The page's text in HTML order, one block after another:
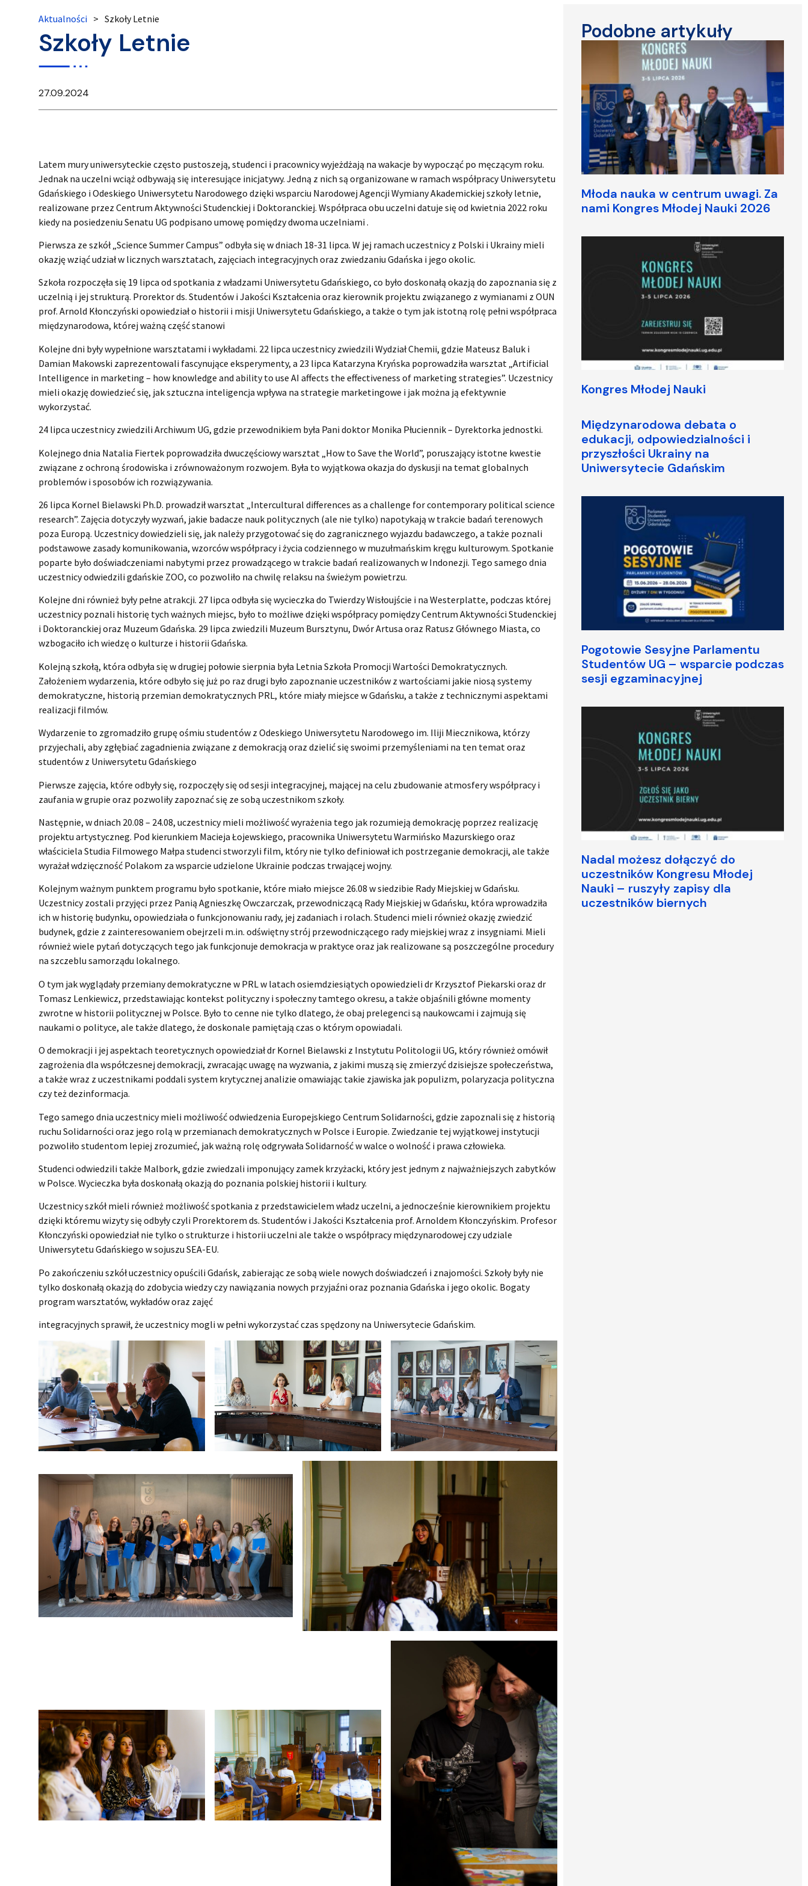
Podobne artykuły
Młoda nauka w centrum uwagi. Za
nami Kongres Młodej Nauki 2026
Kongres Młodej Nauki
Międzynarodowa debata o
edukacji, odpowiedzialności i
przyszłości Ukrainy na
Uniwersytecie Gdańskim
Pogotowie Sesyjne Parlamentu
Studentów UG – wsparcie podczas
sesji egzaminacyjnej
Nadal możesz dołączyć do
uczestników Kongresu Młodej
Nauki – ruszyły zapisy dla
uczestników biernych
Aktualności > Szkoły Letnie
Szkoły Letnie
27.09.2024
Latem mury uniwersyteckie często pustoszeją, studenci i pracownicy wyjeżdżają na wakacje by wypocząć po męczącym roku.
Jednak na uczelni wciąż odbywają się interesujące inicjatywy. Jedną z nich są organizowane w ramach współpracy Uniwersytetu
Gdańskiego i Odeskiego Uniwersytetu Narodowego dzięki wsparciu Narodowej Agencji Wymiany Akademickiej szkoły letnie,
realizowane przez Centrum Aktywności Studenckiej i Doktoranckiej. Współpraca obu uczelni datuje się od kwietnia 2022 roku
kiedy na posiedzeniu Senatu UG podpisano umowę pomiędzy dwoma uczelniami .
Pierwsza ze szkół „Science Summer Campus” odbyła się w dniach 18-31 lipca. W jej ramach uczestnicy z Polski i Ukrainy mieli
okazję wziąć udział w licznych warsztatach, zajęciach integracyjnych oraz zwiedzaniu Gdańska i jego okolic.
Szkoła rozpoczęła się 19 lipca od spotkania z władzami Uniwersytetu Gdańskiego, co było doskonałą okazją do zapoznania się z
uczelnią i jej strukturą. Prorektor ds. Studentów i Jakości Kształcenia oraz kierownik projektu związanego z wymianami z OUN
prof. Arnold Kłonczyński opowiedział o historii i misji Uniwersytetu Gdańskiego, a także o tym jak istotną rolę pełni współpraca
międzynarodowa, której ważną część stanowi
Kolejne dni były wypełnione warsztatami i wykładami. 22 lipca uczestnicy zwiedzili Wydział Chemii, gdzie Mateusz Baluk i
Damian Makowski zaprezentowali fascynujące eksperymenty, a 23 lipca Katarzyna Kryńska poprowadziła warsztat „Artificial
Intelligence in marketing – how knowledge and ability to use AI affects the effectiveness of marketing strategies”. Uczestnicy
mieli okazję dowiedzieć się, jak sztuczna inteligencja wpływa na strategie marketingowe i jak można ją efektywnie
wykorzystać.
24 lipca uczestnicy zwiedzili Archiwum UG, gdzie przewodnikiem była Pani doktor Monika Płuciennik – Dyrektorka jednostki.
Kolejnego dnia Natalia Fiertek poprowadziła dwuczęściowy warsztat „How to Save the World”, poruszający istotne kwestie
związane z ochroną środowiska i zrównoważonym rozwojem. Była to wyjątkowa okazja do dyskusji na temat globalnych
problemów i sposobów ich rozwiązywania.
26 lipca Kornel Bielawski Ph.D. prowadził warsztat „Intercultural differences as a challenge for contemporary political science
research”. Zajęcia dotyczyły wyzwań, jakie badacze nauk politycznych (ale nie tylko) napotykają w trakcie badań terenowych
poza Europą. Uczestnicy dowiedzieli się, jak należy przygotować się do zagranicznego wyjazdu badawczego, a także poznali
podstawowe zasady komunikowania, wzorców współpracy i życia codziennego w muzułmańskim kręgu kulturowym. Spotkanie
poparte było doświadczeniami nabytymi przez prowadzącego w trakcie badań realizowanych w Indonezji. Tego samego dnia
uczestnicy odwiedzili gdańskie ZOO, co pozwoliło na chwilę relaksu na świeżym powietrzu.
Kolejne dni również były pełne atrakcji. 27 lipca odbyła się wycieczka do Twierdzy Wisłoujście i na Westerplatte, podczas której
uczestnicy poznali historię tych ważnych miejsc, było to możliwe dzięki współpracy pomiędzy Centrum Aktywności Studenckiej
i Doktoranckiej oraz Muzeum Gdańska. 29 lipca zwiedzili Muzeum Bursztynu, Dwór Artusa oraz Ratusz Głównego Miasta, co
wzbogaciło ich wiedzę o kulturze i historii Gdańska.
Kolejną szkołą, która odbyła się w drugiej połowie sierpnia była Letnia Szkoła Promocji Wartości Demokratycznych.
Założeniem wydarzenia, które odbyło się już po raz drugi było zapoznanie uczestników z wartościami jakie niosą systemy
demokratyczne, historią przemian demokratycznych PRL, które miały miejsce w Gdańsku, a także z technicznymi aspektami
realizacji filmów.
Wydarzenie to zgromadziło grupę ośmiu studentów z Odeskiego Uniwersytetu Narodowego im. Iliji Miecznikowa, którzy
przyjechali, aby zgłębiać zagadnienia związane z demokracją oraz dzielić się swoimi przemyśleniami na ten temat oraz
studentów z Uniwersytetu Gdańskiego
Pierwsze zajęcia, które odbyły się, rozpoczęły się od sesji integracyjnej, mającej na celu zbudowanie atmosfery współpracy i
zaufania w grupie oraz pozwoliły zapoznać się ze sobą uczestnikom szkoły.
Następnie, w dniach 20.08 – 24.08, uczestnicy mieli możliwość wyrażenia tego jak rozumieją demokrację poprzez realizację
projektu artystyczneg. Pod kierunkiem Macieja Łojewskiego, pracownika Uniwersytetu Warmińsko Mazurskiego oraz
właściciela Studia Filmowego Małpa studenci stworzyli film, który nie tylko definiował ich postrzeganie demokracji, ale także
wyrażał wdzięczność Polakom za wsparcie udzielone Ukrainie podczas trwającej wojny.
Kolejnym ważnym punktem programu było spotkanie, które miało miejsce 26.08 w siedzibie Rady Miejskiej w Gdańsku.
Uczestnicy zostali przyjęci przez Panią Agnieszkę Owczarczak, przewodniczącą Rady Miejskiej w Gdańsku, która wprowadziła
ich w historię budynku, opowiedziała o funkcjonowaniu rady, jej zadaniach i rolach. Studenci mieli również okazję zwiedzić
budynek, gdzie z zainteresowaniem obejrzeli m.in. odświętny strój przewodniczącego rady miejskiej wraz z insygniami. Mieli
również wiele pytań dotyczących tego jak funkcjonuje demokracja w praktyce oraz jak realizowane są poszczególne procedury
na szczeblu samorządu lokalnego.
O tym jak wyglądały przemiany demokratyczne w PRL w latach osiemdziesiątych opowiedzieli dr Krzysztof Piekarski oraz dr
Tomasz Lenkiewicz, przedstawiając kontekst polityczny i społeczny tamtego okresu, a także objaśnili główne momenty
zwrotne w historii politycznej w Polsce. Było to cenne nie tylko dlatego, że obaj prelegenci są naukowcami i zajmują się
naukami o polityce, ale także dlatego, że doskonale pamiętają czas o którym opowiadali.
O demokracji i jej aspektach teoretycznych opowiedział dr Kornel Bielawski z Instytutu Politologii UG, który również omówił
zagrożenia dla współczesnej demokracji, zwracając uwagę na wyzwania, z jakimi muszą się zmierzyć dzisiejsze społeczeństwa,
a także wraz z uczestnikami poddali system krytycznej analizie omawiając takie zjawiska jak populizm, polaryzacja polityczna
czy też dezinformacja.
Tego samego dnia uczestnicy mieli możliwość odwiedzenia Europejskiego Centrum Solidarności, gdzie zapoznali się z historią
ruchu Solidarności oraz jego rolą w przemianach demokratycznych w Polsce i Europie. Zwiedzanie tej wyjątkowej instytucji
pozwoliło studentom lepiej zrozumieć, jak ważną rolę odgrywała Solidarność w walce o wolność i prawa człowieka.
Studenci odwiedzili także Malbork, gdzie zwiedzali imponujący zamek krzyżacki, który jest jednym z najważniejszych zabytków
w Polsce. Wycieczka była doskonałą okazją do poznania polskiej historii i kultury.
Uczestnicy szkół mieli również możliwość spotkania z przedstawicielem władz uczelni, a jednocześnie kierownikiem projektu
dzięki któremu wizyty się odbyły czyli Prorektorem ds. Studentów i Jakości Kształcenia prof. Arnoldem Kłonczyńskim. Profesor
Kłonczyński opowiedział nie tylko o strukturze i historii uczelni ale także o współpracy międzynarodowej czy udziale
Uniwersytetu Gdańskiego w sojuszu SEA-EU.
Po zakończeniu szkół uczestnicy opuścili Gdańsk, zabierając ze sobą wiele nowych doświadczeń i znajomości. Szkoły były nie
tylko doskonałą okazją do zdobycia wiedzy czy nawiązania nowych przyjaźni oraz poznania Gdańska i jego okolic. Bogaty
program warsztatów, wykładów oraz zajęć
integracyjnych sprawił, że uczestnicy mogli w pełni wykorzystać czas spędzony na Uniwersytecie Gdańskim.